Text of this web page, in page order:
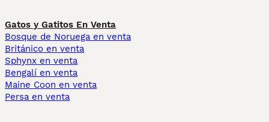
Gatos y Gatitos En Venta
Bosque de Noruega en venta
Británico en venta
Sphynx en venta
Bengalí en venta
Maine Coon en venta
Persa en venta